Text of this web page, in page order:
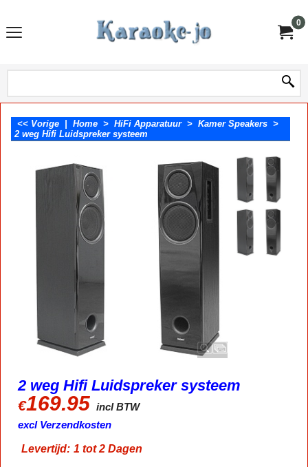
0
<< Vorige Home > HiFi Apparatuur> Kamer Speakers >
2 weg Hifi Luidspreker systeem
2 weg Hifi Luidspreker systeem
€169.95 incl BTW
excl Verzendkosten
Levertijd: 1 tot 2 Dagen